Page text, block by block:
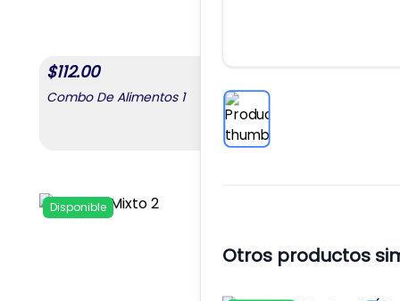
$112.00
Combo De Alimentos 1
,Combo De Alimentos 1
Disponible
Otros productos